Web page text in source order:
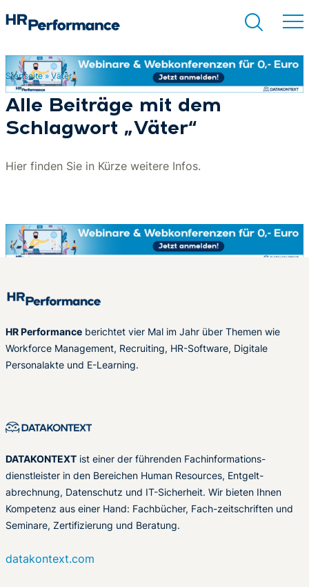
Suchen
Startseite» Väter
Alle Beiträge mit dem
Schlagwort „Väter“
Hier finden Sie in Kürze weitere Infos.
HR Performance berichtet vier Mal im Jahr über Themen wie
Workforce Management, Recruiting, HR-Software, Digitale
Personalakte und E-Learning.
DATAKONTEXT ist einer der führenden Fachinformations-
dienstleister in den Bereichen Human Resources, Entgelt-
abrechnung, Datenschutz und IT-Sicherheit. Wir bieten Ihnen
Kompetenz aus einer Hand: Fachbücher, Fach-zeitschriften und
Seminare, Zertifizierung und Beratung.
datakontext.com